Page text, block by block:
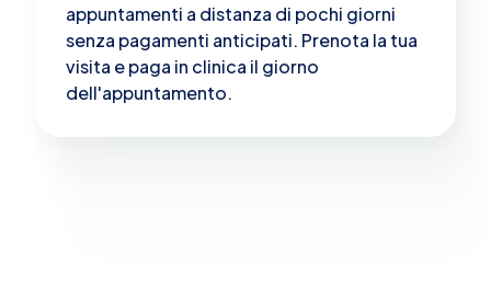
appuntamenti a distanza di pochi giorni
senza pagamenti anticipati. Prenota la tua
visita e paga in clinica il giorno
dell'appuntamento.